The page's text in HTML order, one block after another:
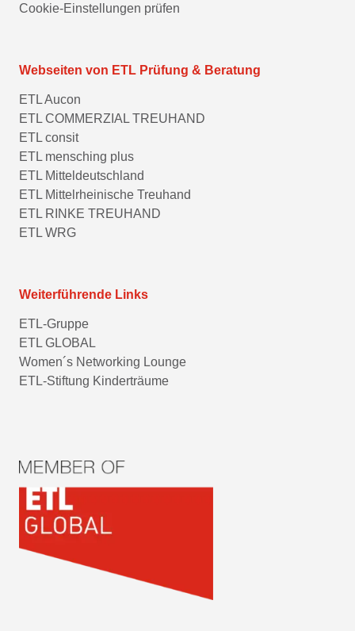
Cookie-Einstellungen prüfen
Webseiten von ETL Prüfung & Beratung
ETL Aucon
ETL COMMERZIAL TREUHAND
ETL consit
ETL mensching plus
ETL Mitteldeutschland
ETL Mittelrheinische Treuhand
ETL RINKE TREUHAND
ETL WRG
Weiterführende Links
ETL-Gruppe
ETL GLOBAL
Women´s Networking Lounge
ETL-Stiftung Kinderträume